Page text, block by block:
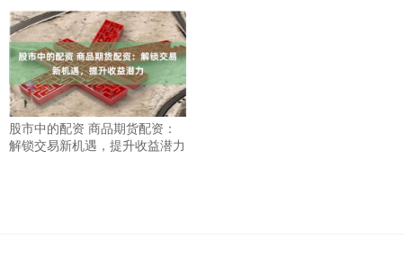
股市中的配资 商品期货配资：
解锁交易新机遇，提升收益潜力